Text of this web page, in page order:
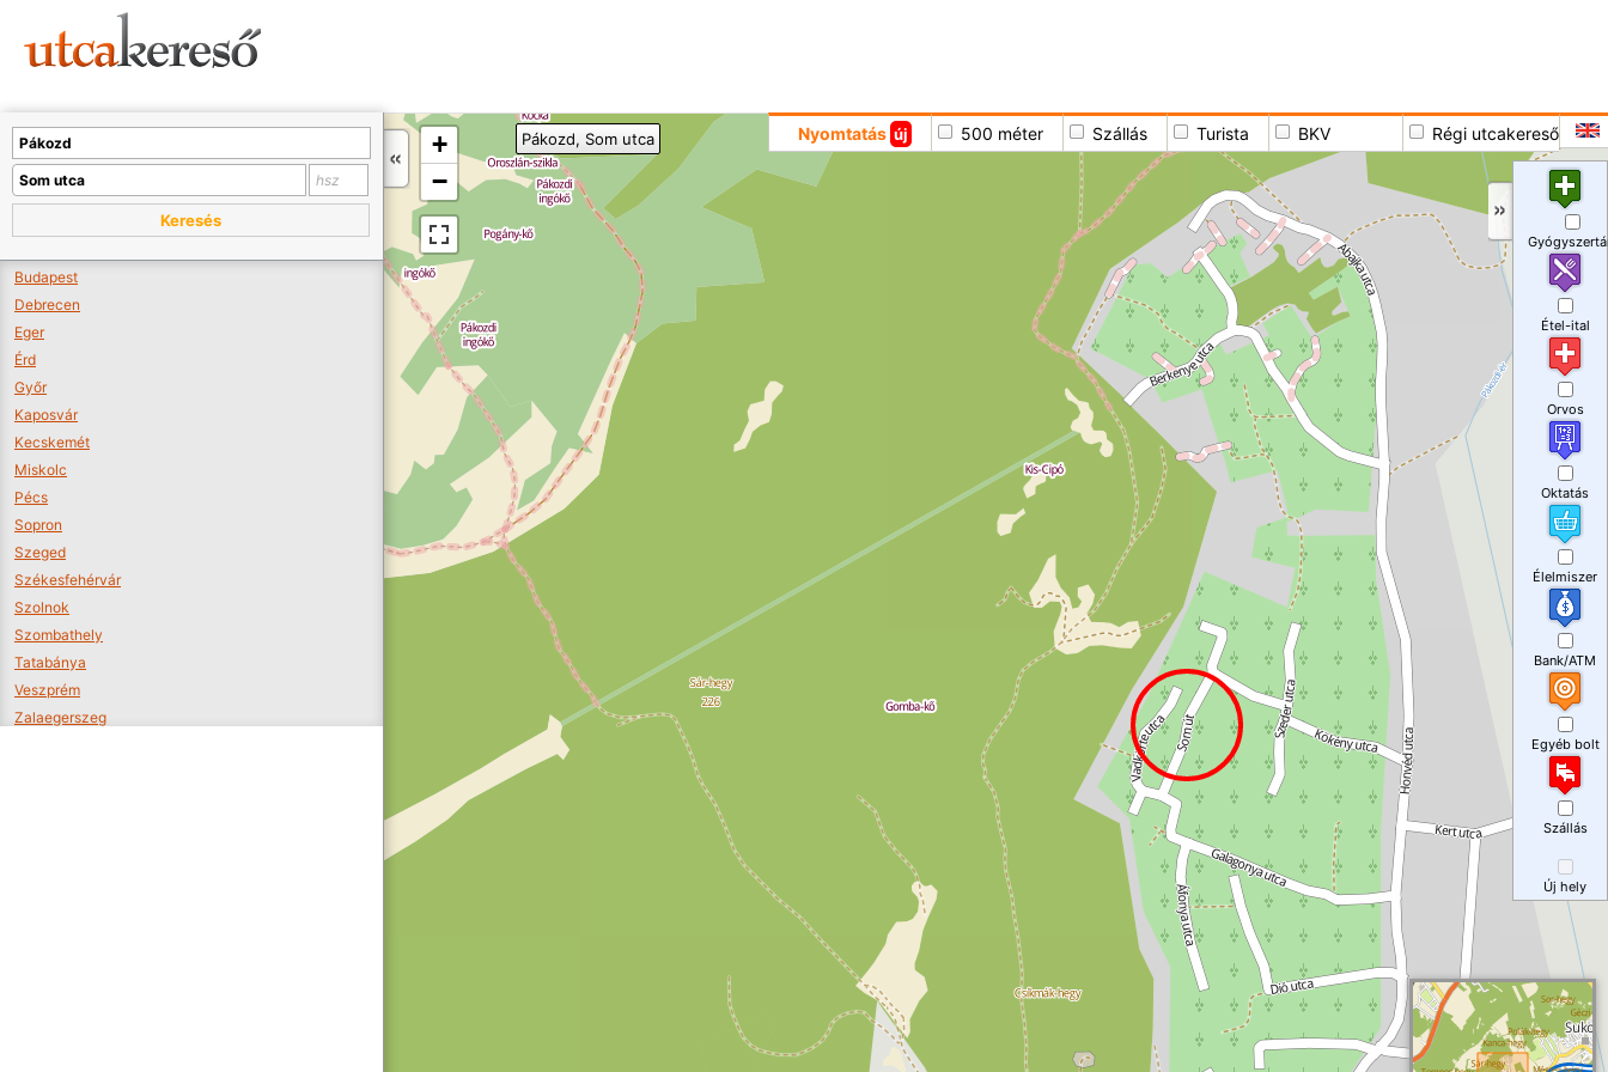
+
−
Nyomtatás új 500 méter Szállás Turista BKV Régi utcakereső
Pákozd, Som utca
Keresés
Budapest
Debrecen
Eger
Érd
Győr
Kaposvár
Kecskemét
Miskolc
Pécs
Sopron
Szeged
Székesfehérvár
Szolnok
Szombathely
Tatabánya
Veszprém
Zalaegerszeg
Étel-ital
Orvos
Oktatás
Élelmiszer
Bank/ATM
Egyéb bolt
Szállás
Új hely
A térképet kicsinyíteni kell, hogy látszódjanak a boltok.
Boltok látszódjanak >>